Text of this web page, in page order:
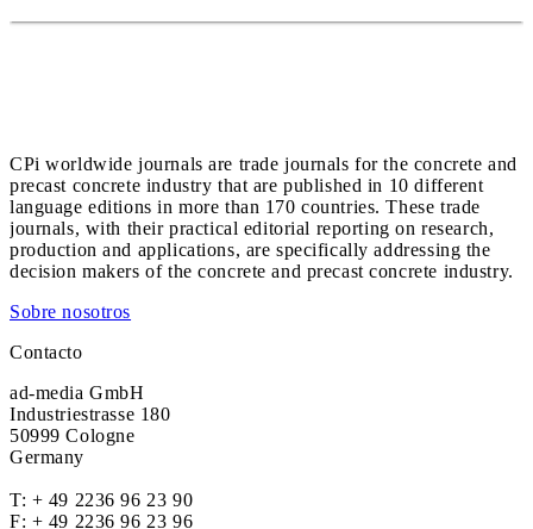
CPi worldwide journals are trade journals for the concrete and
precast concrete industry that are published in 10 different
language editions in more than 170 countries. These trade
journals, with their practical editorial reporting on research,
production and applications, are specifically addressing the
decision makers of the concrete and precast concrete industry.
Sobre nosotros
Contacto
ad-media GmbH
Industriestrasse 180
50999 Cologne
Germany
T: + 49 2236 96 23 90
F: + 49 2236 96 23 96